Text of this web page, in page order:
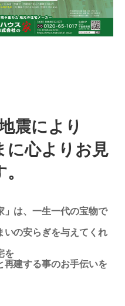
震により
に心よりお見
は、一生一代の宝物で
の安らぎを与えてくれ
を
建する事のお手伝いを